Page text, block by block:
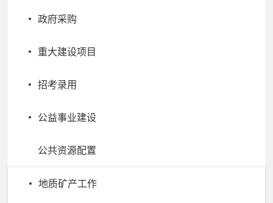
政府采购
重大建设项目
招考录用
公益事业建设
公共资源配置
地质矿产工作